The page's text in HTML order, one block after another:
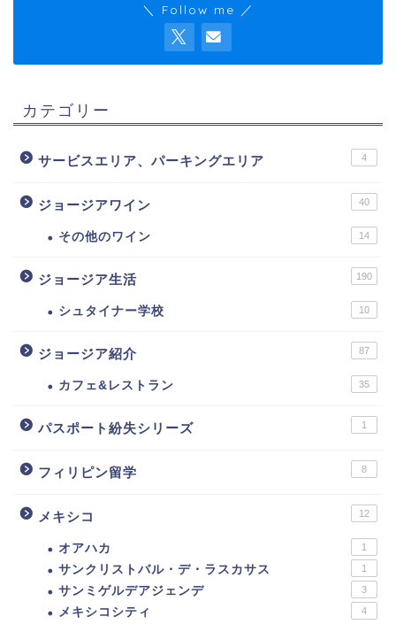
＼ Follow me ／
カテゴリー
サービスエリア、パーキングエリア 4
ジョージアワイン 40
その他のワイン 14
ジョージア生活 190
シュタイナー学校 10
ジョージア紹介 87
カフェ&レストラン 35
パスポート紛失シリーズ 1
フィリピン留学 8
メキシコ 12
オアハカ 1
サンクリストバル・デ・ラスカサス 1
サンミゲルデアジェンデ 3
メキシコシティ 4